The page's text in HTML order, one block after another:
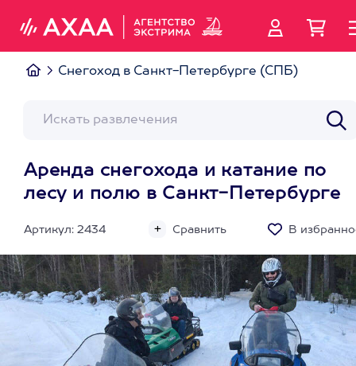
Снегоход в Санкт-Петербурге (СПБ)
Аренда снегохода и катание по
лесу и полю в Санкт-Петербурге
Артикул: 2434 Сравнить В